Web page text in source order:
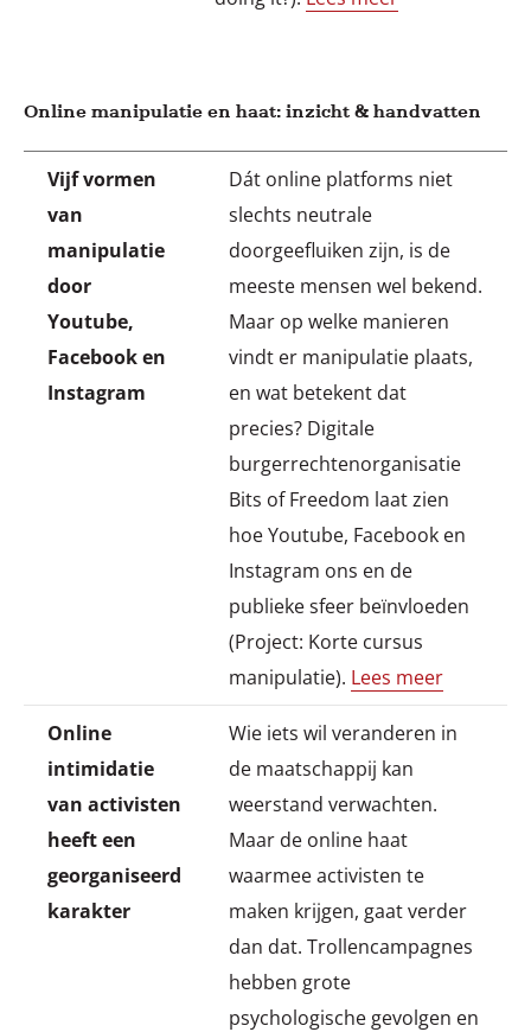
Vijf vormen
van
manipulatie
door
Youtube,
Facebook en
Instagram
Dát online platforms niet
slechts neutrale
doorgeefluiken zijn, is de
meeste mensen wel bekend.
Maar op welke manieren
vindt er manipulatie plaats,
en wat betekent dat
precies? Digitale
burgerrechtenorganisatie
Bits of Freedom laat zien
hoe Youtube, Facebook en
Instagram ons en de
publieke sfeer beïnvloeden
(Project: Korte cursus
manipulatie). Lees meer
Online
intimidatie
van activisten
heeft een
georganiseerd
karakter
Wie iets wil veranderen in
de maatschappij kan
weerstand verwachten.
Maar de online haat
waarmee activisten te
maken krijgen, gaat verder
dan dat. Trollencampagnes
hebben grote
psychologische gevolgen en